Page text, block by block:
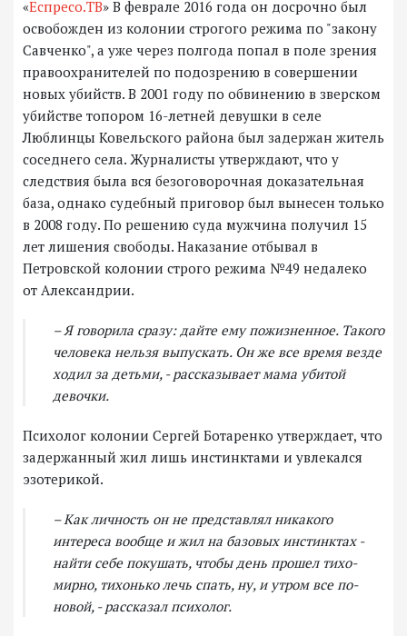
«Еспресо.ТВ» В феврале 2016 года он досрочно был
освобожден из колонии строгого режима по "закону
Савченко", а уже через полгода попал в поле зрения
правоохранителей по подозрению в совершении
новых убийств. В 2001 году по обвинению в зверском
убийстве топором 16-летней девушки в селе
Люблинцы Ковельского района был задержан житель
соседнего села. Журналисты утверждают, что у
следствия была вся безоговорочная доказательная
база, однако судебный приговор был вынесен только
в 2008 году. По решению суда мужчина получил 15
лет лишения свободы. Наказание отбывал в
Петровской колонии строго режима №49 недалеко
от Александрии.
– Я говорила сразу: дайте ему пожизненное. Такого
человека нельзя выпускать. Он же все время везде
ходил за детьми, - рассказывает мама убитой
девочки.
Психолог колонии Сергей Ботаренко утверждает, что
задержанный жил лишь инстинктами и увлекался
эзотерикой.
– Как личность он не представлял никакого
интереса вообще и жил на базовых инстинктах -
найти себе покушать, чтобы день прошел тихо-
мирно, тихонько лечь спать, ну, и утром все по-
новой, - рассказал психолог.